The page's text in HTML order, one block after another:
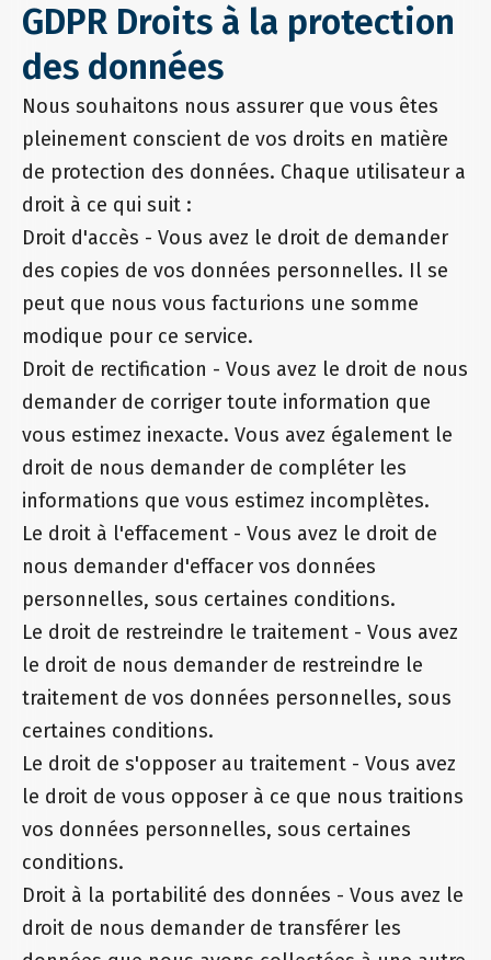
GDPR Droits à la protection
des données
Nous souhaitons nous assurer que vous êtes
pleinement conscient de vos droits en matière
de protection des données. Chaque utilisateur a
droit à ce qui suit :
Droit d'accès - Vous avez le droit de demander
des copies de vos données personnelles. Il se
peut que nous vous facturions une somme
modique pour ce service.
Droit de rectification - Vous avez le droit de nous
demander de corriger toute information que
vous estimez inexacte. Vous avez également le
droit de nous demander de compléter les
informations que vous estimez incomplètes.
Le droit à l'effacement - Vous avez le droit de
nous demander d'effacer vos données
personnelles, sous certaines conditions.
Le droit de restreindre le traitement - Vous avez
le droit de nous demander de restreindre le
traitement de vos données personnelles, sous
certaines conditions.
Le droit de s'opposer au traitement - Vous avez
le droit de vous opposer à ce que nous traitions
vos données personnelles, sous certaines
conditions.
Droit à la portabilité des données - Vous avez le
droit de nous demander de transférer les